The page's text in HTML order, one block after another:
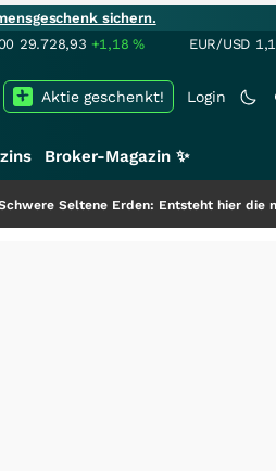
sichern.
29.728,93 +1,18% EUR/USD
Login
Aktie geschenkt!
Broker-Magazin ✨
Erden: Entsteht hier die nächste